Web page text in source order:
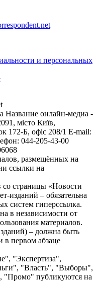
и персональных
Название онлайн-медиа -
місто Київ,
Б, офіс 208/1 E-mail:
044-205-43-00
размещённых на
ссылки на
страницы «Новости
изданий – обязательна
систем гиперссылка.
в независимости от
материалов.
– должна быть
в первом абзаце
"Экспертиза",
"Власть", "Выборы",
"Промо" публикуются на